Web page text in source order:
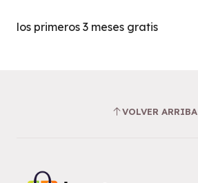
los primeros 3 meses gratis
VOLVER ARRIBA